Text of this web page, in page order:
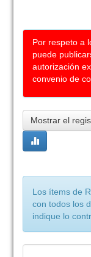
Por respeto a
puede
autorización
convenio de
Mostrar el
Los ítems de
con todos los
indique lo